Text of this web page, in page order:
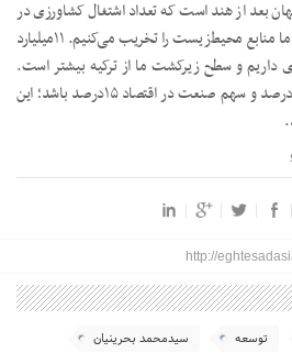
بعد از هند است که تعداد اشتغال کشاورزی در
سال‌۱۳۳۵ کمتر از ۱۳۹۵ است. ما منابع محیط‌زیست را تخریب می‌کنیم. ۱۱‌میلیارد
داریم و سطح زیرکشت ما از ترکیه بیشتر است.
ممکن نیست سهم خدمات ۵۰‌درصد و سهم صنعت در اقتصاد ۱۵‌درصد باشد؛ این
http://
توسعه سیدمحمد بحرینیان